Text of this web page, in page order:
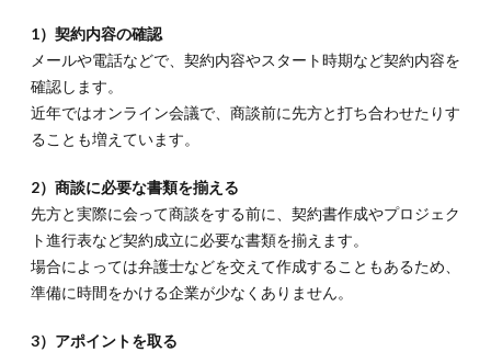
1）契約内容の確認
メールや電話などで、契約内容やスタート時期など契約内容を
確認します。
近年ではオンライン会議で、商談前に先方と打ち合わせたりす
ることも増えています。
2）商談に必要な書類を揃える
先方と実際に会って商談をする前に、契約書作成やプロジェク
ト進行表など契約成立に必要な書類を揃えます。
場合によっては弁護士などを交えて作成することもあるため、
準備に時間をかける企業が少なくありません。
3）アポイントを取る